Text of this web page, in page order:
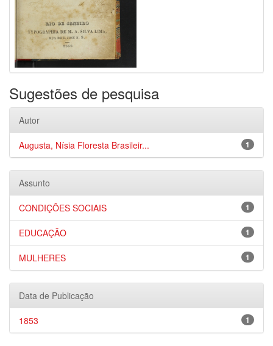
Sugestões de pesquisa
Autor
1
Augusta, Nísia Floresta Brasileir...
Assunto
1
CONDIÇÕES SOCIAIS
1
EDUCAÇÃO
1
MULHERES
Data de Publicação
1
1853